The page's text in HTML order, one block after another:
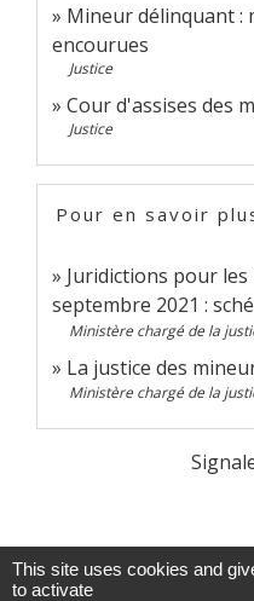
Mineur délinquant :
encourues
Justice
Cour d'assises des
Justice
Pour en savoir
Juridictions pour
septembre 2021 :
Ministère chargé de la
La justice des
Ministère chargé de la
This site uses cookies and
to activate